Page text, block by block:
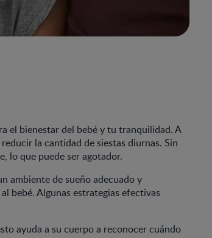
el bienestar del bebé y tu tranquilidad. A
la cantidad de siestas diurnas. Sin
lo que puede ser agotador.
ambiente de sueño adecuado y
bebé. Algunas estrategias efectivas
ayuda a su cuerpo a reconocer cuándo